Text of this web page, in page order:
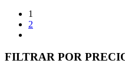
1
2
FILTRAR POR